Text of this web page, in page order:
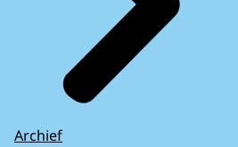
Archief